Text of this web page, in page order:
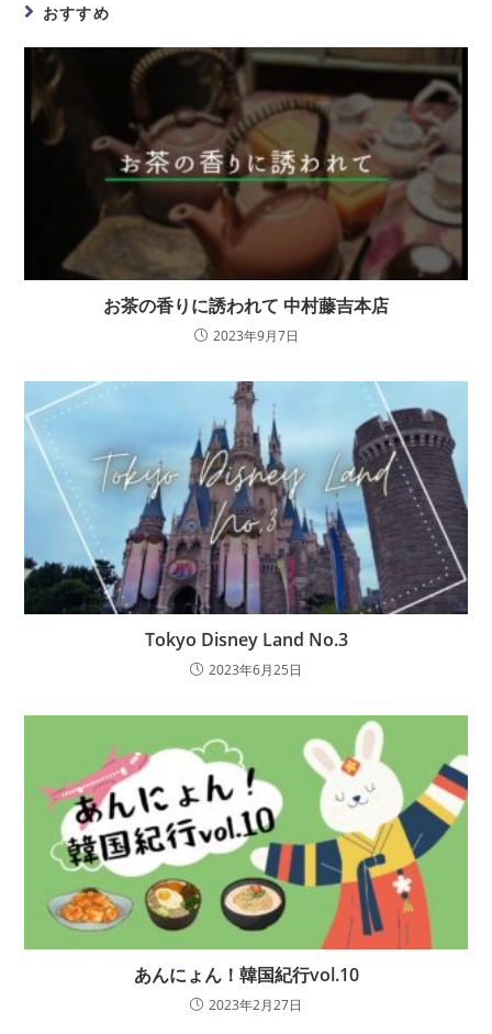
おすすめ
お茶の香りに誘われて 中村藤吉本店
2023年9月7日
Tokyo Disney Land No.3
2023年6月25日
あんにょん！韓国紀行vol.10
2023年2月27日